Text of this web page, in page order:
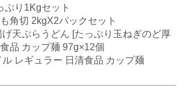
ぷり1Kgセット
角切 2kgX2パックセット
天ぷらうどん [たっぷり玉ねぎのど厚
品 カップ麺 97g×12個
レギュラー 日清食品 カップ麺